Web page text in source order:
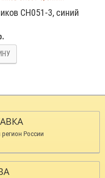
CH051-3, синий
России